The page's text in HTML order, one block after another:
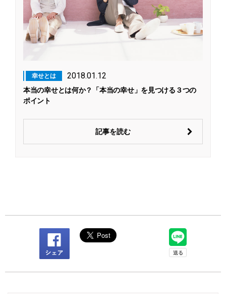
幸せとは 2018.01.12
本当の幸せとは何か？「本当の幸せ」を見つける３つの
ポイント
記事を読む